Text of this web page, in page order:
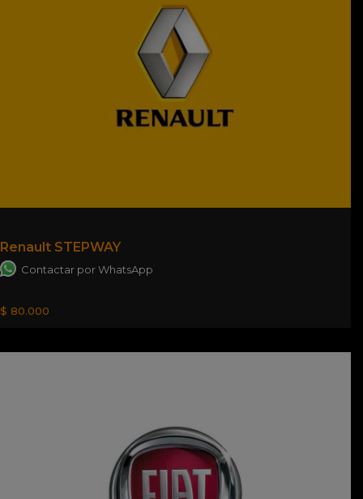
Renault STEPWAY
Contactar por WhatsApp
$ 80.000